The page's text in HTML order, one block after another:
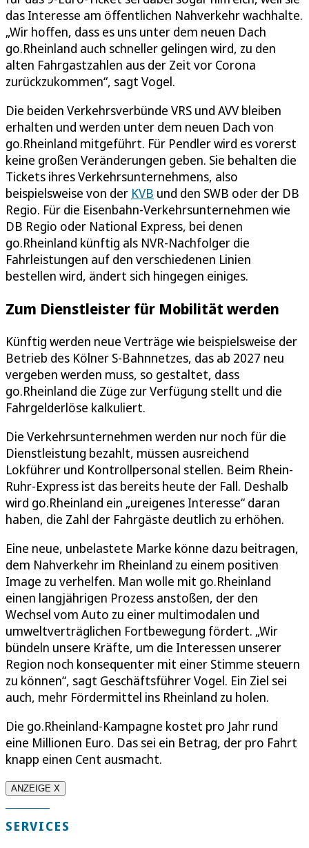
das Interesse am öffentlichen Nahverkehr wachhalte.
„Wir hoffen, dass es uns unter dem neuen Dach
go.Rheinland auch schneller gelingen wird, zu den
alten Fahrgastzahlen aus der Zeit vor Corona
zurückzukommen“, sagt Vogel.
Die beiden Verkehrsverbünde VRS und AVV bleiben
erhalten und werden unter dem neuen Dach von
go.Rheinland mitgeführt. Für Pendler wird es vorerst
keine großen Veränderungen geben. Sie behalten die
Tickets ihres Verkehrsunternehmens, also
beispielsweise von der KVB und den SWB oder der DB
Regio. Für die Eisenbahn-Verkehrsunternehmen wie
DB Regio oder National Express, bei denen
go.Rheinland künftig als NVR-Nachfolger die
Fahrleistungen auf den verschiedenen Linien
bestellen wird, ändert sich hingegen einiges.
Zum Dienstleister für Mobilität werden
Künftig werden neue Verträge wie beispielsweise der
Betrieb des Kölner S-Bahnnetzes, das ab 2027 neu
vergeben werden muss, so gestaltet, dass
go.Rheinland die Züge zur Verfügung stellt und die
Fahrgelderlöse kalkuliert.
Die Verkehrsunternehmen werden nur noch für die
Dienstleistung bezahlt, müssen ausreichend
Lokführer und Kontrollpersonal stellen. Beim Rhein-
Ruhr-Express ist das bereits heute der Fall. Deshalb
wird go.Rheinland ein „ureigenes Interesse“ daran
haben, die Zahl der Fahrgäste deutlich zu erhöhen.
Eine neue, unbelastete Marke könne dazu beitragen,
dem Nahverkehr im Rheinland zu einem positiven
Image zu verhelfen. Man wolle mit go.Rheinland
einen langjährigen Prozess anstoßen, der den
Wechsel vom Auto zu einer multimodalen und
umweltverträglichen Fortbewegung fördert. „Wir
bündeln unsere Kräfte, um die Interessen unserer
Region noch konsequenter mit einer Stimme steuern
zu können“, sagt Geschäftsführer Vogel. Ein Ziel sei
auch, mehr Fördermittel ins Rheinland zu holen.
Die go.Rheinland-Kampagne kostet pro Jahr rund
eine Millionen Euro. Das sei ein Betrag, der pro Fahrt
knapp einen Cent ausmacht.
ANZEIGE X
SERVICES